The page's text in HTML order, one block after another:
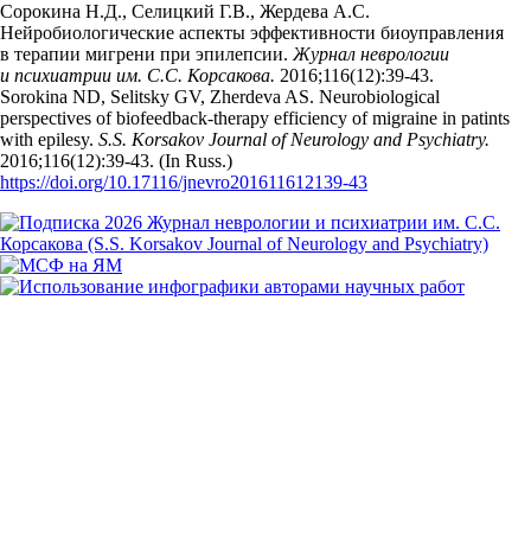
Сорокина Н.Д., Селицкий Г.В., Жердева А.С.
Нейробиологические аспекты эффективности биоуправления
в терапии мигрени при эпилепсии. Журнал неврологии
и психиатрии им. С.С. Корсакова. 2016;116(12):39‑43.
Sorokina ND, Selitsky GV, Zherdeva AS. Neurobiological
perspectives of biofeedback-therapy efficiency of migraine in patints
with epilesy. S.S. Korsakov Journal of Neurology and Psychiatry.
2016;116(12):39‑43. (In Russ.)
https://doi.org/10.17116/jnevro201611612139-43